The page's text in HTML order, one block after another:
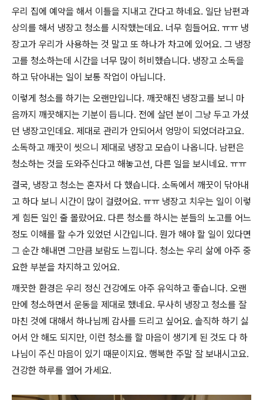
우리 집에 예약을 해서 이틀을 지내고 간다고 하네요. 일단 남편과
상의를 해서 냉장고 청소를 시작했는데요. 너무 힘들어요. ㅠㅠ 냉
장고가 우리가 사용하는 것 말고 또 하나가 차고에 있어요. 그 냉장
고를 청소하는데 시간을 너무 많이 허비했습니다. 냉장고 소독을
하고 닦아내는 일이 보통 작업이 아닙니다.
이렇게 청소를 하기는 오랜만입니다. 깨끗해진 냉장고를 보니 마
음까지 깨끗해지는 기분이 듭니다. 전에 살던 분이 그냥 두고 가셨
던 냉장고인데요. 제대로 관리가 안되어서 엉망이 되었더라고요.
소독하고 깨끗이 씻으니 제대로 냉장고 모습이 나옵니다. 남편은
청소하는 것을 도와주신다고 해놓고선, 다른 일을 보시네요. ㅠㅠ
결국, 냉장고 청소는 혼자서 다 했습니다. 소독에서 깨끗이 닦아내
고 하다 보니 시간이 많이 걸렸어요. ㅠㅠ 냉장고 치우는 일이 이렇
게 힘든 일인 줄 몰랐어요. 다른 청소를 하시는 분들의 노고를 어느
정도 이해를 할 수가 있었던 시간입니다. 뭔가 해야 할 일이 있다면
그 순간 해내면 그만큼 보람도 느낍니다. 청소는 우리 삶에 아주 중
요한 부분을 차지하고 있어요.
깨끗한 환경은 우리 정신 건강에도 아주 유익하고 좋습니다. 오랜
만에 청소하면서 운동을 제대로 했네요. 무사히 냉장고 청소를 잘
마친 것에 대해서 하나님께 감사를 드리고 싶어요. 솔직하 하기 싫
어서 안 해도 되지만, 이런 청소를 할 마음이 생기게 된 것도 다 하
나님이 주신 마음이 있기 때문이지요. 행복한 주말 잘 보내시고요.
건강한 하루를 열어 가세요.